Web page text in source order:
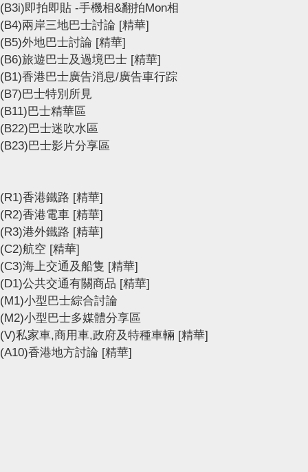
(B3i)即拍即貼 -手機相&翻拍Mon相
(B4)兩岸三地巴士討論 [精華]
(B5)外地巴士討論 [精華]
(B6)旅遊巴士及過境巴士 [精華]
(B1)香港巴士廣告消息/廣告車行踪
(B7)巴士特別所見
(B11)巴士精華區
(B22)巴士迷吹水區
(B23)巴士影片分享區
(R1)香港鐵路 [精華]
(R2)香港電車 [精華]
(R3)港外鐵路 [精華]
(C2)航空 [精華]
(C3)海上交通及船隻 [精華]
(D1)公共交通有關商品 [精華]
(M1)小型巴士綜合討論
(M2)小型巴士多媒體分享區
(V)私家車,商用車,政府及特種車輛 [精華]
(A10)香港地方討論 [精華]